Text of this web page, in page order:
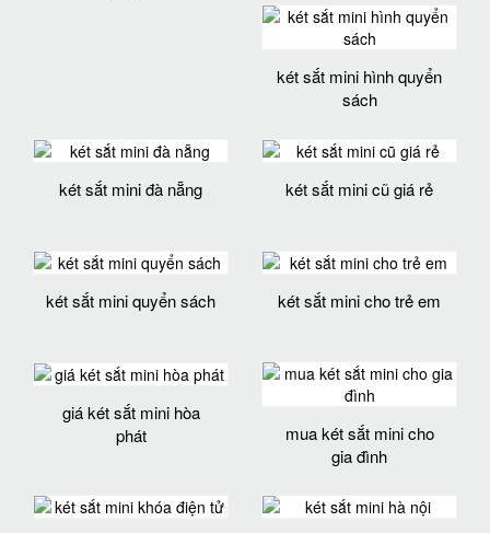
két sắt mini hình quyển
sách
két sắt mini đà nẵng két sắt mini cũ giá rẻ
két sắt mini quyển sách két sắt mini cho trẻ em
giá két sắt mini hòa
phát
mua két sắt mini cho
gia đình